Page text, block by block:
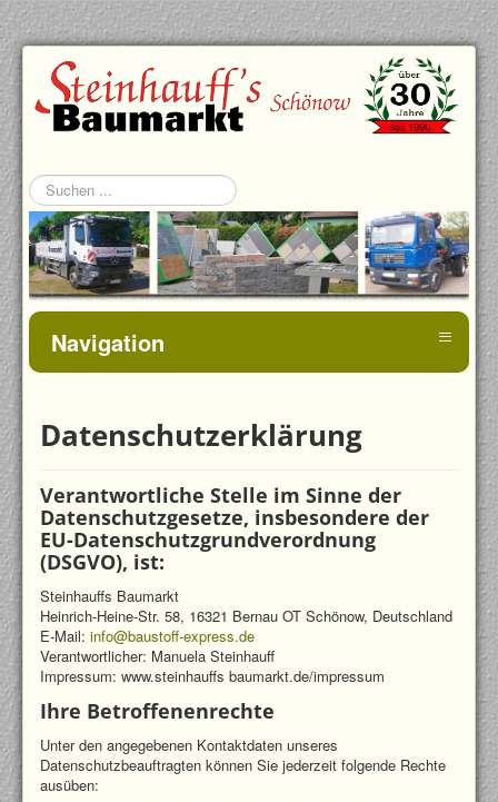
Suchen
...
Navigation ≡
Datenschutzerklärung
Verantwortliche Stelle im Sinne der
Datenschutzgesetze, insbesondere der
EU-Datenschutzgrundverordnung
(DSGVO), ist:
Steinhauffs Baumarkt
Heinrich-Heine-Str. 58, 16321 Bernau OT Schönow, Deutschland
E-Mail: info@baustoff-express.de
Verantwortlicher: Manuela Steinhauff
Impressum: www.steinhauffs baumarkt.de/impressum
Ihre Betroffenenrechte
Unter den angegebenen Kontaktdaten unseres
Datenschutzbeauftragten können Sie jederzeit folgende Rechte
ausüben: